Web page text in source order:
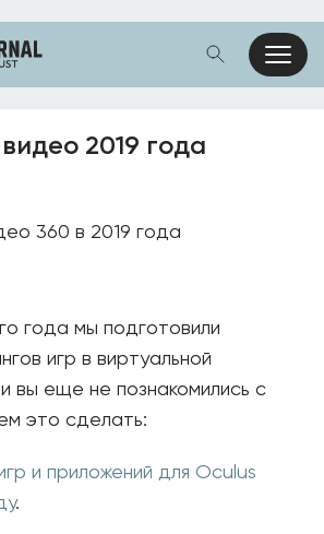
2019 года
года мы подготовили
игр в виртуальной
вы еще не познакомились с
это сделать:
и приложений для Oculus
.